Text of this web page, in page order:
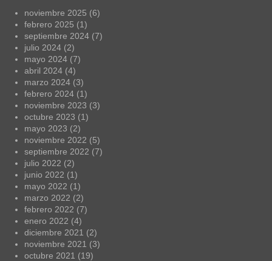
noviembre 2025 (6)
febrero 2025 (1)
septiembre 2024 (7)
julio 2024 (2)
mayo 2024 (7)
abril 2024 (4)
marzo 2024 (3)
febrero 2024 (1)
noviembre 2023 (3)
octubre 2023 (1)
mayo 2023 (2)
noviembre 2022 (5)
septiembre 2022 (7)
julio 2022 (2)
junio 2022 (1)
mayo 2022 (1)
marzo 2022 (2)
febrero 2022 (7)
enero 2022 (4)
diciembre 2021 (2)
noviembre 2021 (3)
octubre 2021 (19)